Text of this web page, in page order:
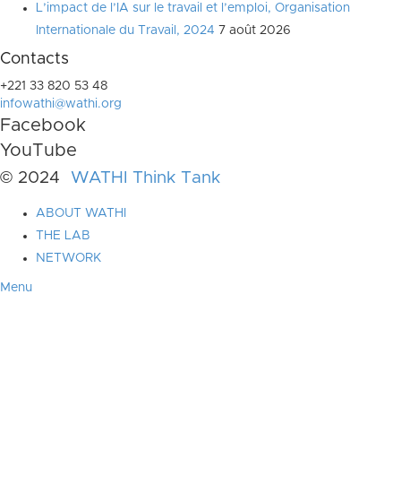
L’impact de l’IA sur le travail et l’emploi, Organisation
Internationale du Travail, 2024 7 août 2026
Contacts
+221 33 820 53 48
infowathi@wathi.org
Facebook
YouTube
© 2024 WATHI Think Tank
ABOUT WATHI
THE LAB
NETWORK
Menu